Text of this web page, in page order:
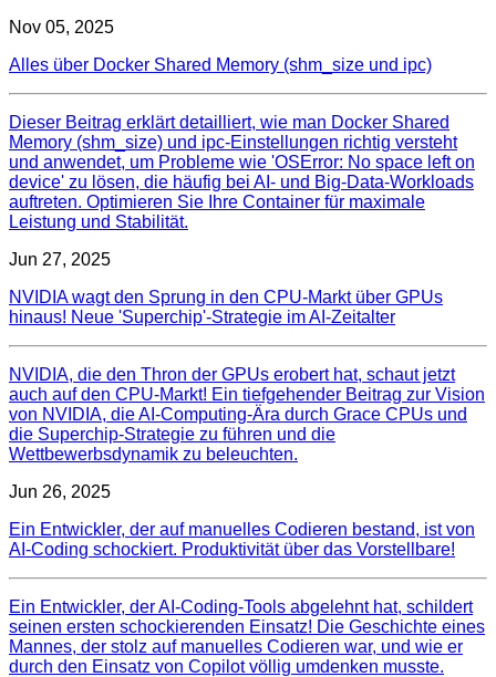
Nov 05, 2025
Alles über Docker Shared Memory (shm_size und ipc)
Dieser Beitrag erklärt detailliert, wie man Docker Shared
Memory (shm_size) und ipc-Einstellungen richtig versteht
und anwendet, um Probleme wie 'OSError: No space left on
device' zu lösen, die häufig bei AI- und Big-Data-Workloads
auftreten. Optimieren Sie Ihre Container für maximale
Leistung und Stabilität.
Jun 27, 2025
NVIDIA wagt den Sprung in den CPU-Markt über GPUs
hinaus! Neue 'Superchip'-Strategie im AI-Zeitalter
NVIDIA, die den Thron der GPUs erobert hat, schaut jetzt
auch auf den CPU-Markt! Ein tiefgehender Beitrag zur Vision
von NVIDIA, die AI-Computing-Ära durch Grace CPUs und
die Superchip-Strategie zu führen und die
Wettbewerbsdynamik zu beleuchten.
Jun 26, 2025
Ein Entwickler, der auf manuelles Codieren bestand, ist von
AI-Coding schockiert. Produktivität über das Vorstellbare!
Ein Entwickler, der AI-Coding-Tools abgelehnt hat, schildert
seinen ersten schockierenden Einsatz! Die Geschichte eines
Mannes, der stolz auf manuelles Codieren war, und wie er
durch den Einsatz von Copilot völlig umdenken musste.